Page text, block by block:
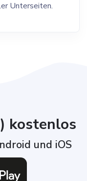
Unterseiten.
kostenlos
und iOS